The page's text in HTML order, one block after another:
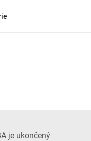
CBA je
je ukončený